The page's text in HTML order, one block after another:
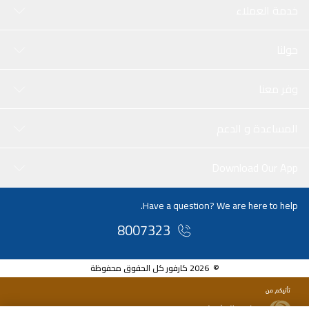
Have a question? We are here to help.
8007323
© 2026 كارفور كل الحقوق محفوظة